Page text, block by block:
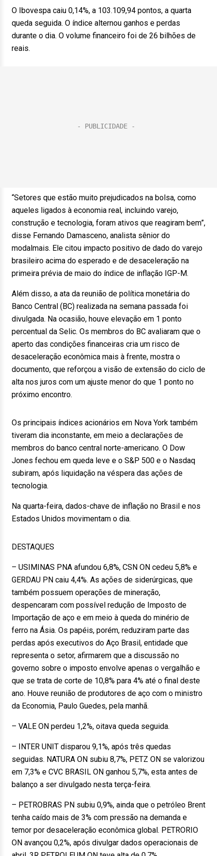
O Ibovespa caiu 0,14%, a 103.109,94 pontos, a quarta
queda seguida. O índice alternou ganhos e perdas
durante o dia. O volume financeiro foi de 26 bilhões de
reais.
“Setores que estão muito prejudicados na bolsa, como
aqueles ligados à economia real, incluindo varejo,
construção e tecnologia, foram ativos que reagiram bem”,
disse Fernando Damasceno, analista sênior do
modalmais. Ele citou impacto positivo de dado do varejo
brasileiro acima do esperado e de desaceleração na
primeira prévia de maio do índice de inflação IGP-M.
Além disso, a ata da reunião de política monetária do
Banco Central (BC) realizada na semana passada foi
divulgada. Na ocasião, houve elevação em 1 ponto
percentual da Selic. Os membros do BC avaliaram que o
aperto das condições financeiras cria um risco de
desaceleração econômica mais à frente, mostra o
documento, que reforçou a visão de extensão do ciclo de
alta nos juros com um ajuste menor do que 1 ponto no
próximo encontro.
Os principais índices acionários em Nova York também
tiveram dia inconstante, em meio a declarações de
membros do banco central norte-americano. O Dow
Jones fechou em queda leve e o S&P 500 e o Nasdaq
subiram, após liquidação na véspera das ações de
tecnologia.
Na quarta-feira, dados-chave de inflação no Brasil e nos
Estados Unidos movimentam o dia.
DESTAQUES
– USIMINAS PNA afundou 6,8%, CSN ON cedeu 5,8% e
GERDAU PN caiu 4,4%. As ações de siderúrgicas, que
também possuem operações de mineração,
despencaram com possível redução de Imposto de
Importação de aço e em meio à queda do minério de
ferro na Ásia. Os papéis, porém, reduziram parte das
perdas após executivos do Aço Brasil, entidade que
representa o setor, afirmarem que a discussão no
governo sobre o imposto envolve apenas o vergalhão e
que se trata de corte de 10,8% para 4% até o final deste
ano. Houve reunião de produtores de aço com o ministro
da Economia, Paulo Guedes, pela manhã.
– VALE ON perdeu 1,2%, oitava queda seguida.
– INTER UNIT disparou 9,1%, após três quedas
seguidas. NATURA ON subiu 8,7%, PETZ ON se valorizou
em 7,3% e CVC BRASIL ON ganhou 5,7%, esta antes de
balanço a ser divulgado nesta terça-feira.
– PETROBRAS PN subiu 0,9%, ainda que o petróleo Brent
tenha caído mais de 3% com pressão na demanda e
temor por desaceleração econômica global. PETRORIO
ON avançou 0,2%, após divulgar dados operacionais de